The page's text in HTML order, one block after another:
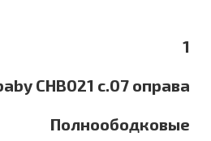
1
CHB021 c.07 оправа
Полноободковые